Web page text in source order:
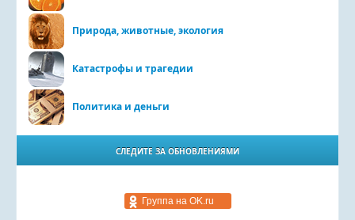
Природа, животные, экология
Катастрофы и трагедии
Политика и деньги
СЛЕДИТЕ ЗА ОБНОВЛЕНИЯМИ
Группа на OK.ru